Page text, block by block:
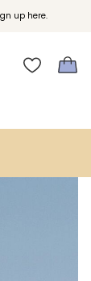
up here.при